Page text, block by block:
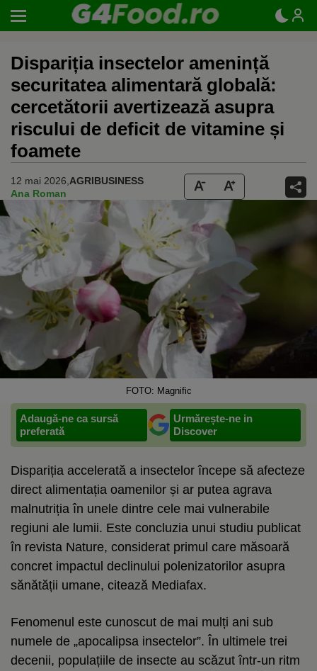
Dispariția insectelor amenință
securitatea alimentară globală:
cercetătorii avertizează asupra
riscului de deficit de vitamine și
foamete
12 mai 2026, AGRIBUSINESS
Ana Roman
FOTO: Magnific
Adaugă-ne ca sursă
preferată
Urmărește-ne in
Discover
Dispariția accelerată a insectelor începe să afecteze
direct alimentația oamenilor și ar putea agrava
malnutriția în unele dintre cele mai vulnerabile
regiuni ale lumii. Este concluzia unui studiu publicat
în revista Nature, considerat primul care măsoară
concret impactul declinului polenizatorilor asupra
sănătății umane, citează Mediafax.
Fenomenul este cunoscut de mai mulți ani sub
numele de „apocalipsa insectelor”. În ultimele trei
decenii, populațiile de insecte au scăzut într-un ritm